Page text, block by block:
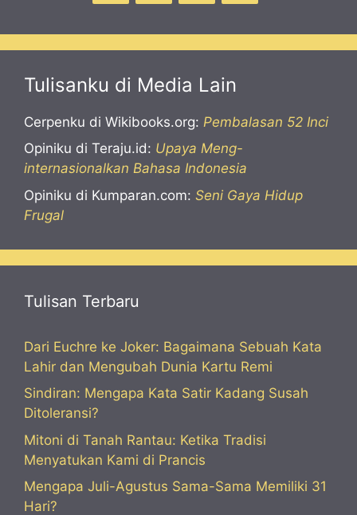
Tulisanku di Media Lain
Cerpenku di Wikibooks.org: Pembalasan 52 Inci
Opiniku di Teraju.id: Upaya Meng-
internasionalkan Bahasa Indonesia
Opiniku di Kumparan.com: Seni Gaya Hidup
Frugal
Tulisan Terbaru
Dari Euchre ke Joker: Bagaimana Sebuah Kata
Lahir dan Mengubah Dunia Kartu Remi
Sindiran: Mengapa Kata Satir Kadang Susah
Ditoleransi?
Mitoni di Tanah Rantau: Ketika Tradisi
Menyatukan Kami di Prancis
Mengapa Juli-Agustus Sama-Sama Memiliki 31
Hari?